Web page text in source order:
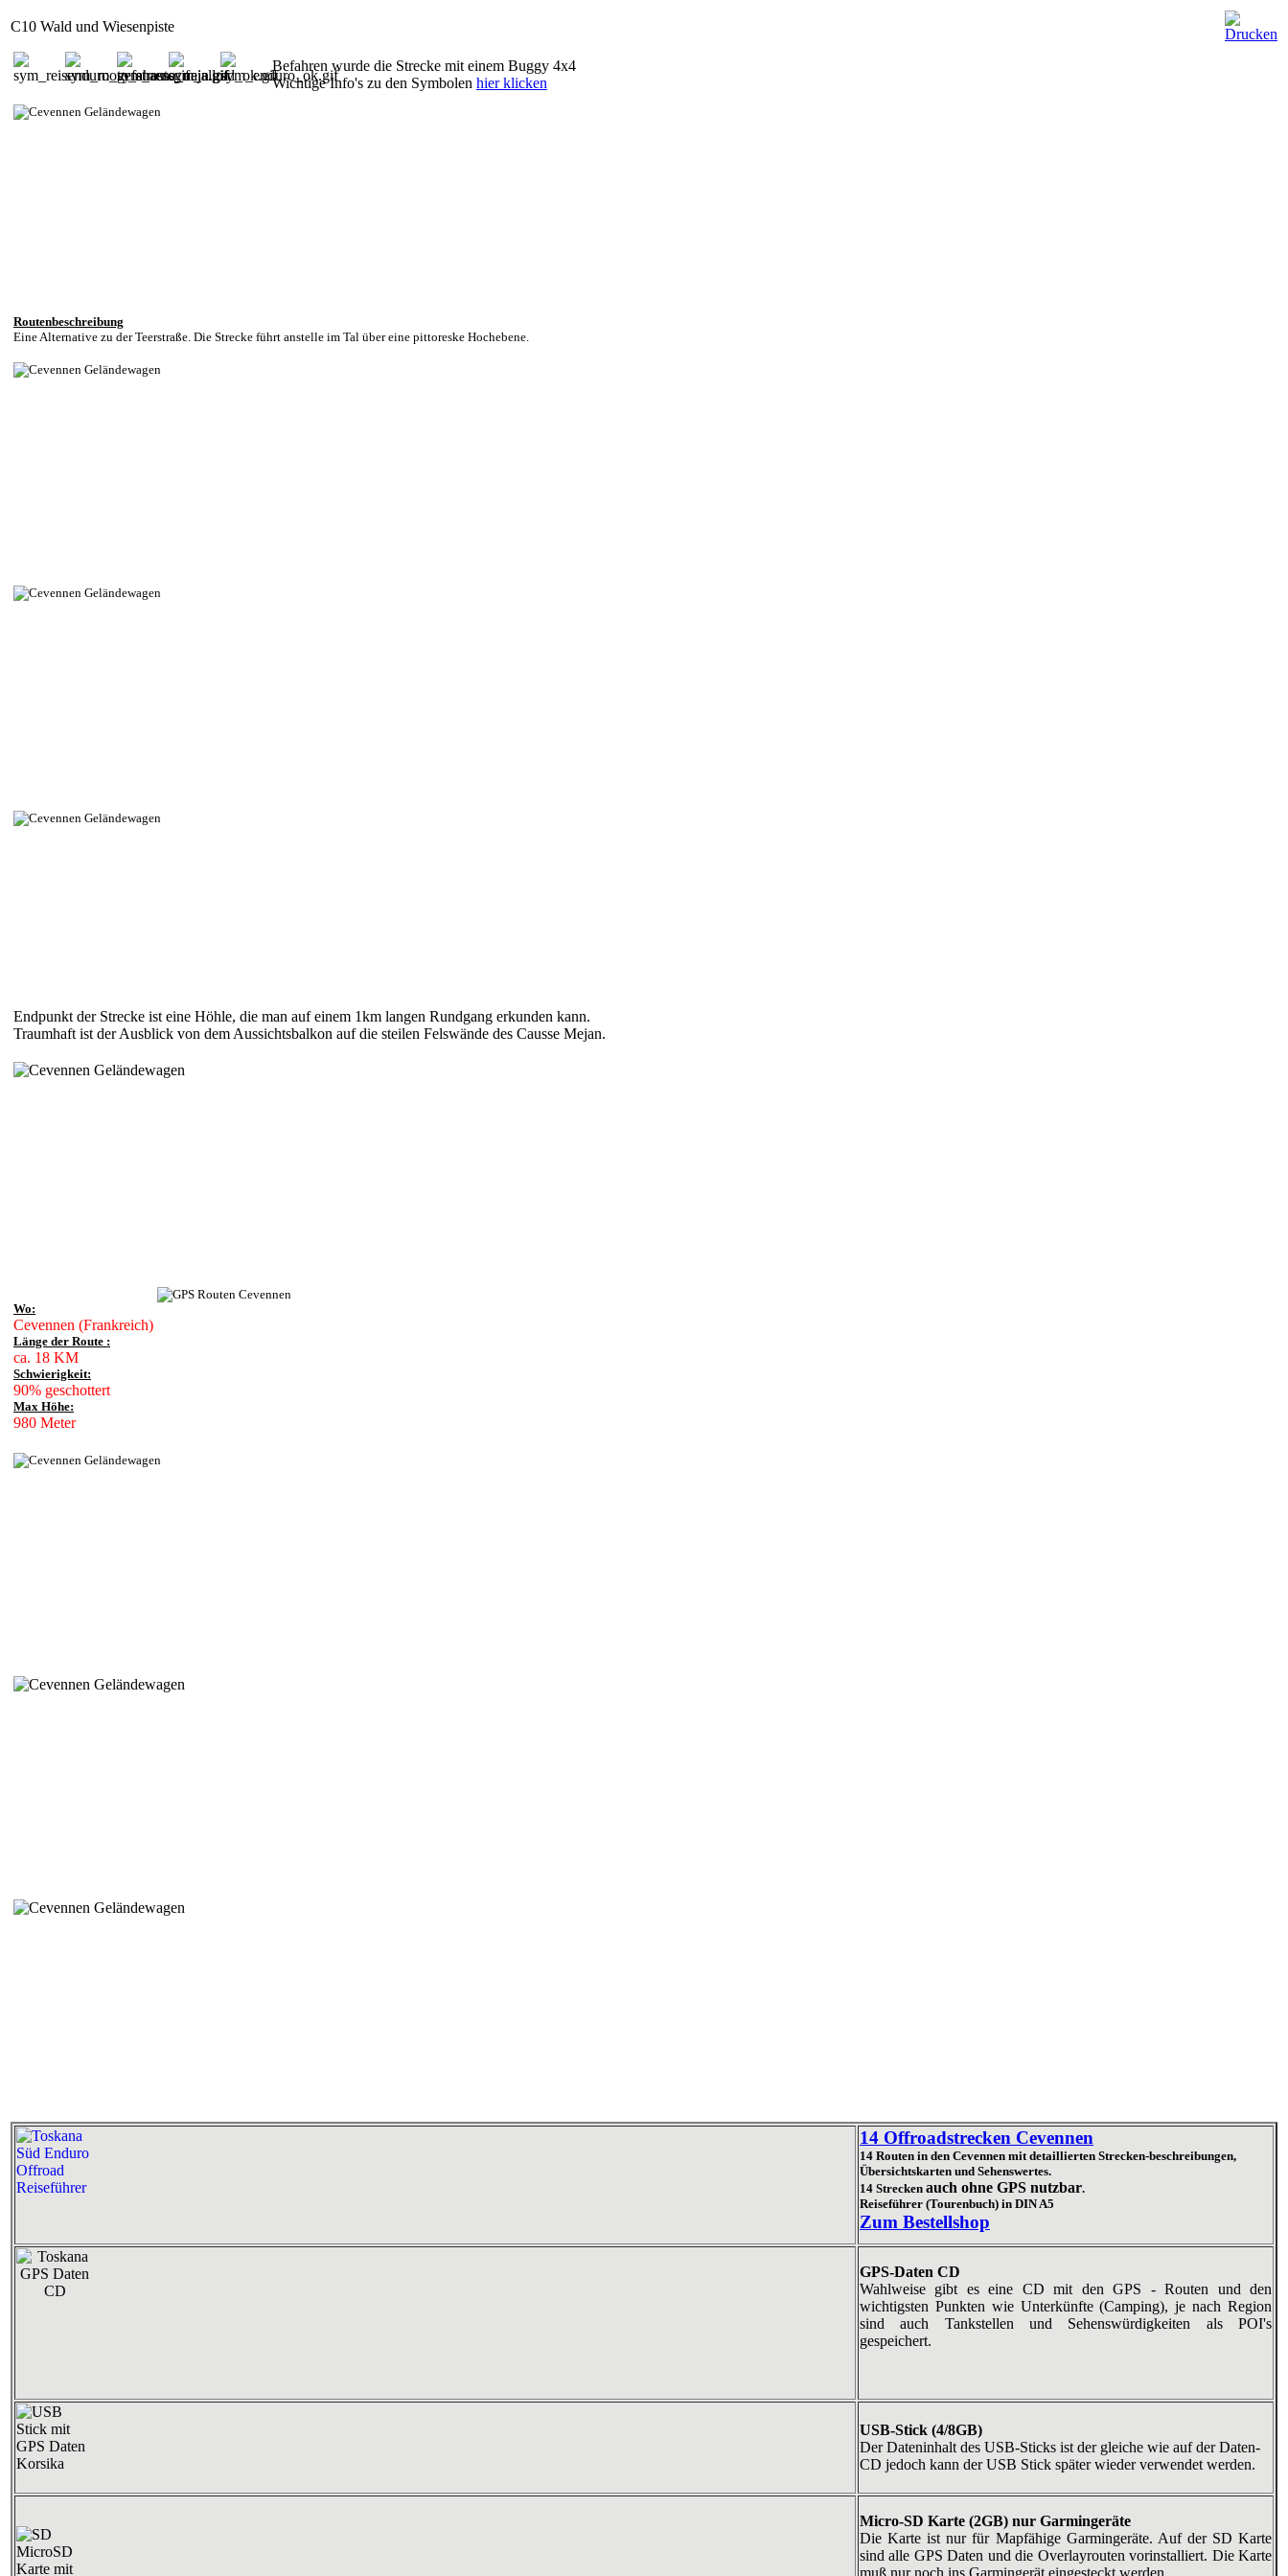
C10 Wald und Wiesenpiste
Befahren wurde die Strecke mit einem Buggy 4x4
Wichtige Info's zu den Symbolen hier klicken
Routenbeschreibung
Eine Alternative zu der Teerstraße. Die Strecke führt anstelle im Tal über eine pittoreske Hochebene.
Endpunkt der Strecke ist eine Höhle, die man auf einem 1km langen Rundgang erkunden kann.
Traumhaft ist der Ausblick von dem Aussichtsbalkon auf die steilen Felswände des Causse Mejan.
Wo:
Cevennen (Frankreich)
Länge der Route :
ca. 18 KM
Schwierigkeit:
90% geschottert
Max Höhe:
980 Meter
14 Offroadstrecken Cevennen
14 Routen in den Cevennen mit detaillierten Strecken-beschreibungen,
Übersichtskarten und Sehenswertes.
14 Strecken auch ohne GPS nutzbar.
Reiseführer (Tourenbuch) in DIN A5
Zum Bestellshop
GPS-Daten CD
Wahlweise gibt es eine CD mit den GPS - Routen und den
wichtigsten Punkten wie Unterkünfte (Camping), je nach Region
sind auch Tankstellen und Sehenswürdigkeiten als POI's
gespeichert.
USB-Stick (4/8GB)
Der Dateninhalt des USB-Sticks ist der gleiche wie auf der Daten-
CD jedoch kann der USB Stick später wieder verwendet werden.
Micro-SD Karte (2GB) nur Garmingeräte
Die Karte ist nur für Mapfähige Garmingeräte. Auf der SD Karte
sind alle GPS Daten und die Overlayrouten vorinstalliert. Die Karte
muß nur noch ins Garmingerät eingesteckt werden.